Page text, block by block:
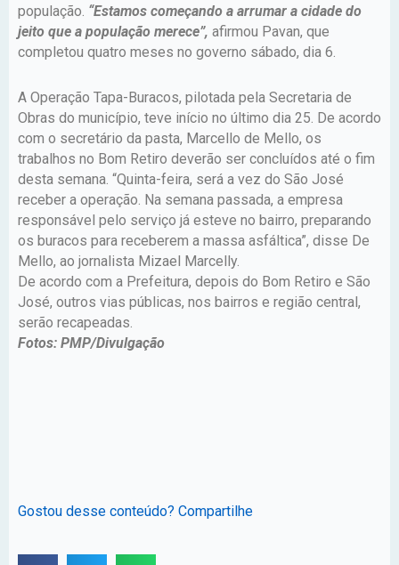
população. “Estamos começando a arrumar a cidade do
jeito que a população merece”, afirmou Pavan, que
completou quatro meses no governo sábado, dia 6.
A Operação Tapa-Buracos, pilotada pela Secretaria de
Obras do município, teve início no último dia 25. De acordo
com o secretário da pasta, Marcello de Mello, os
trabalhos no Bom Retiro deverão ser concluídos até o fim
desta semana. “Quinta-feira, será a vez do São José
receber a operação. Na semana passada, a empresa
responsável pelo serviço já esteve no bairro, preparando
os buracos para receberem a massa asfáltica”, disse De
Mello, ao jornalista Mizael Marcelly.
De acordo com a Prefeitura, depois do Bom Retiro e São
José, outros vias públicas, nos bairros e região central,
serão recapeadas.
Fotos: PMP/Divulgação
Gostou desse conteúdo? Compartilhe